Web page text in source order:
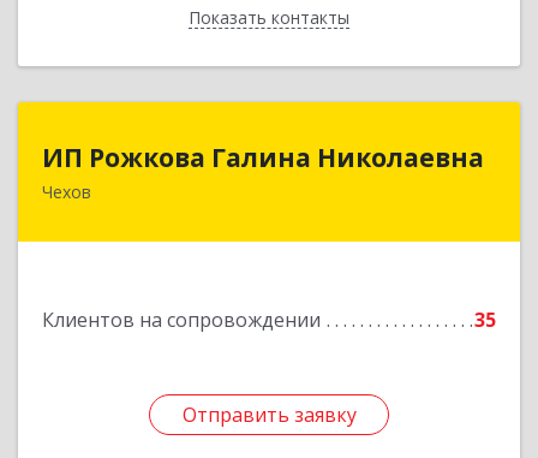
Показать контакты
Назад
ИП Рожкова Галина Николаевна
Чехов
Клиентов на сопровождении 35
Отправить заявку
142306, Московская обл, Чеховский р-н, Чехов
Отправить заявку